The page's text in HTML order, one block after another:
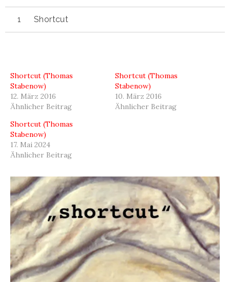
Shortcut
Shortcut (Thomas
Stabenow)
12. März 2016
Ähnlicher Beitrag
Shortcut (Thomas
Stabenow)
10. März 2016
Ähnlicher Beitrag
Shortcut (Thomas
Stabenow)
17. Mai 2024
Ähnlicher Beitrag